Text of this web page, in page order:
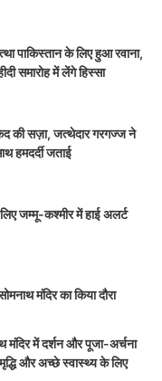
पाकिस्तान के लिए हुआ रवाना,
समारोह में लेंगे हिस्सा
की सज़ा, जत्थेदार गरगज्ज ने
हमदर्दी जताई
जम्मू-कश्मीर में हाई अलर्ट
मंदिर का किया दौरा
मंदिर में दर्शन और पूजा-अर्चना
और अच्छे स्वास्थ्य के लिए